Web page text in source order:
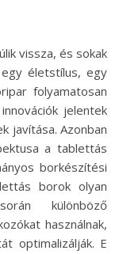
életstílus, egy
folyamatosan
jelentek
javítása. Azonban
a tablettás
borkészítési
borok olyan
különböző
használnak,
optimalizálják. E